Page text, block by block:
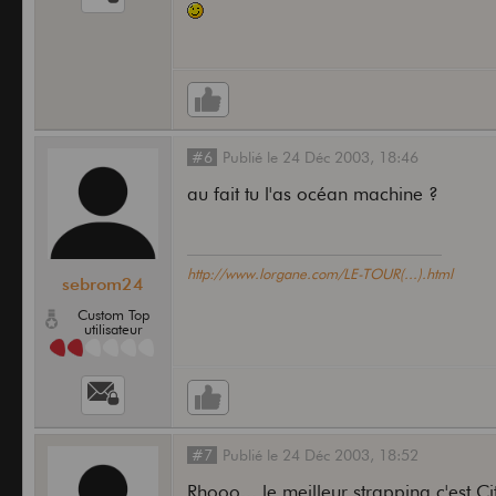
sebrom24
Custom Top
utilisateur
#6 Publié le 24 Déc 2003, 18:46
au fait tu l'as océan machine ?
http://www.lorgane.com/LE-TOUR(...).html
#7 Publié le 24 Déc 2003, 18:52
Rhooo... le meilleur strapping c'est